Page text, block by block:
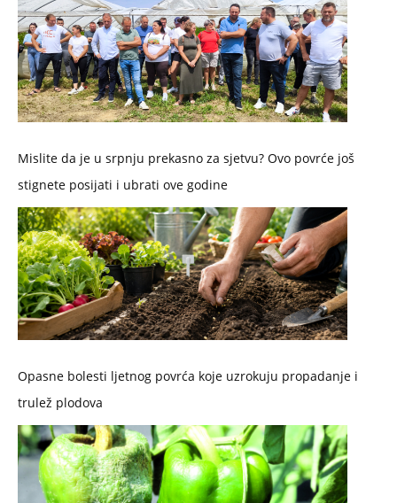
Mislite da je u srpnju prekasno za sjetvu? Ovo povrće još
stignete posijati i ubrati ove godine
Opasne bolesti ljetnog povrća koje uzrokuju propadanje i
trulež plodova